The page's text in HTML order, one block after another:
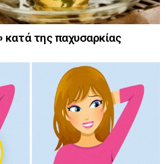
της παχυσαρκίας